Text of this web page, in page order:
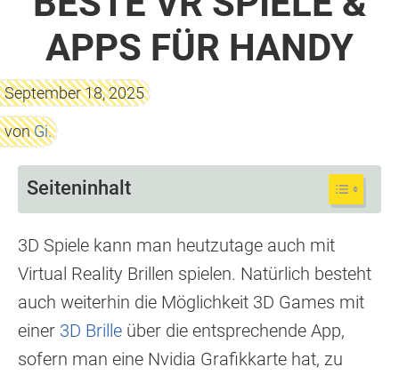
APPS FÜR HANDY
September 18, 2025
vonGi.
Seiteninhalt
3D Spiele kann man heutzutage auch mit
Virtual Reality Brillen spielen. Natürlich besteht
auch weiterhin die Möglichkeit 3D Games mit
einer 3D Brille über die entsprechende App,
sofern man eine Nvidia Grafikkarte hat, zu